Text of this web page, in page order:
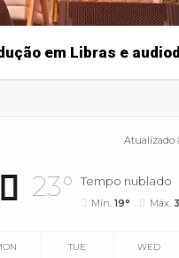
em Libras e
Atualizado
23° Tempo nublado
Mín.19° Máx.
TUE WED